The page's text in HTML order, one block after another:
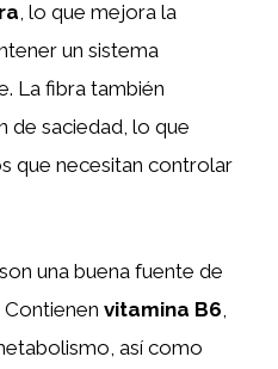
, lo que mejora la
un sistema
La fibra también
de saciedad, lo que
que necesitan controlar
una buena fuente de
Contienen vitamina B6,
así como